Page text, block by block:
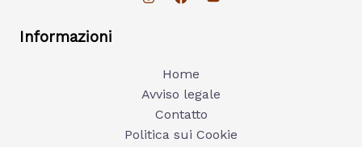
Informazioni
Home
Avviso legale
Contatto
Politica sui Cookie